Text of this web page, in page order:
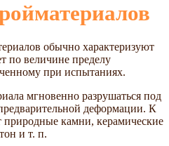
обычно характеризуют
по величине пределу
при испытаниях.
мгновенно разрушаться под
деформации. К
природные камни, керамические
и т. п.